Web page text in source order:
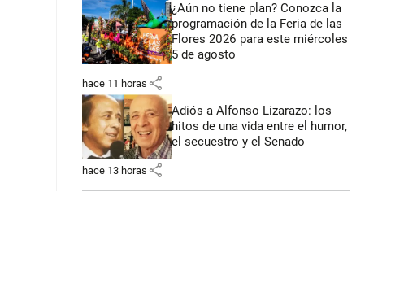
¿Aún no tiene plan? Conozca la
programación de la Feria de las
Flores 2026 para este miércoles
5 de agosto
hace 11 horas share
Adiós a Alfonso Lizarazo: los
hitos de una vida entre el humor,
el secuestro y el Senado
hace 13 horas share